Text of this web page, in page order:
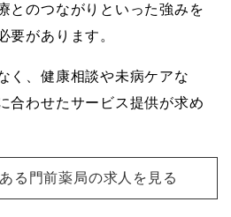
とのつながりといった強みを
要があります。
く、健康相談や未病ケアな
合わせたサービス提供が求め
る門前薬局の求人を見る